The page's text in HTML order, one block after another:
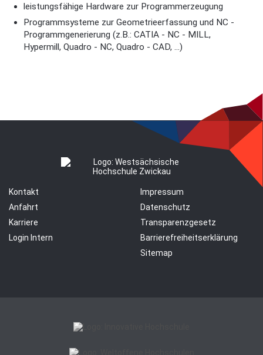
leistungsfähige Hardware zur Programmerzeugung
Programmsysteme zur Geometrieerfassung und NC -
Programmgenerierung (z.B.: CATIA - NC - MILL,
Hypermill, Quadro - NC, Quadro - CAD, ...)
Kontakt
Anfahrt
Karriere
Login Intern
Impressum
Datenschutz
Transparenzgesetz
Barrierefreiheitserklärung
Sitemap